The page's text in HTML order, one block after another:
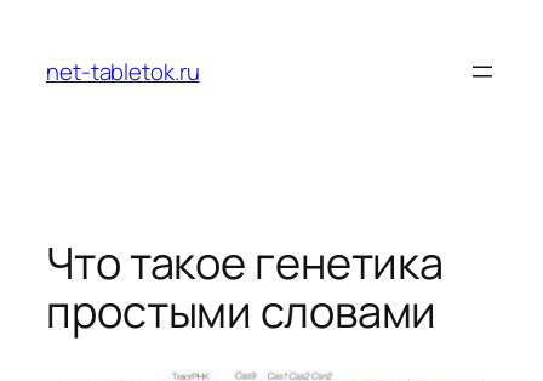
содержимому
net-tabletok.ru
Что такое генетика
простыми словами